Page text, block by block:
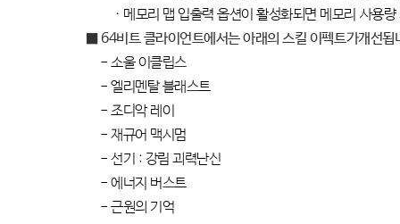
· 메모리 맵 입출력 옵션이 활성화되면 메모리 사용
■ 64비트 클라이언트에서는 아래의 스킬 이펙트가개선됩
-소울 이클립스
-엘리멘탈 블래스트
-조디악 레이
-재규어 맥시멈
-선기 : 강림 괴력난신
-에너지 버스트
-근원의 기억